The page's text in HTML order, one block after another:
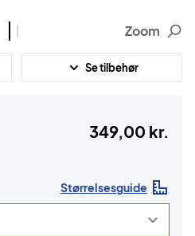
Zoom
Se tilbehør
349,00 kr.
Størrelsesguide